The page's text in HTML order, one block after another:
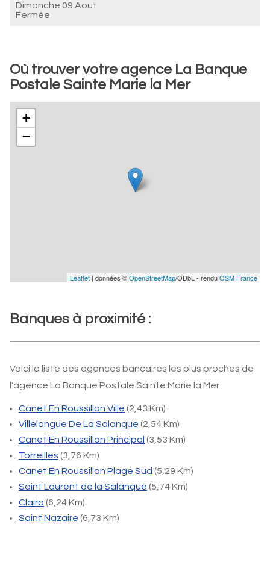
Dimanche 09 Aout
Fermée
Où trouver votre agence La Banque
Postale Sainte Marie la Mer
+
−
Leaflet | données ©OpenStreetMap/ODbL - renduOSM France
Banques à proximité :
Voici la liste des agences bancaires les plus proches de
l'agence La Banque Postale Sainte Marie la Mer
Canet En Roussillon Ville (2,43 Km)
Villelongue De La Salanque (2,54 Km)
Canet En Roussillon Principal (3,53 Km)
Torreilles (3,76 Km)
Canet En Roussillon Plage Sud (5,29 Km)
Saint Laurent de la Salanque (5,74 Km)
Claira (6,24 Km)
Saint Nazaire (6,73 Km)